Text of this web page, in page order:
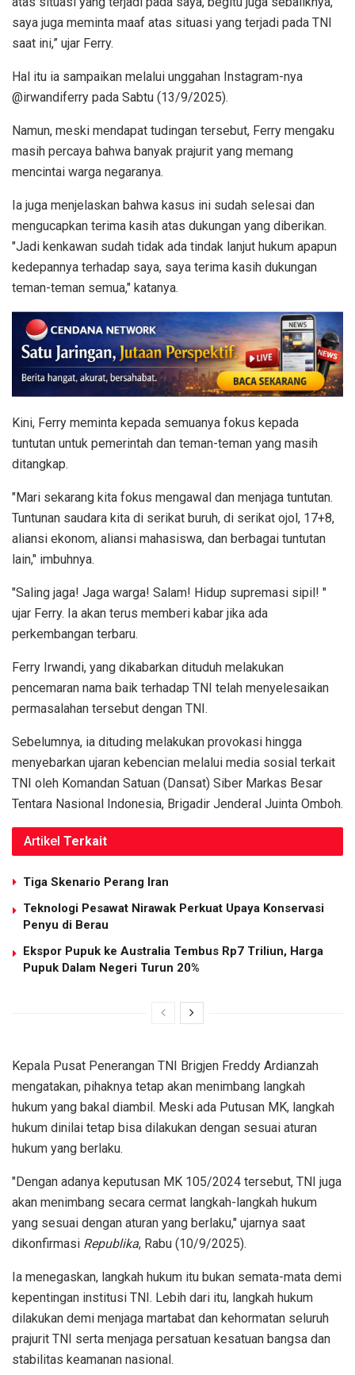
saya juga meminta maaf atas situasi yang terjadi pada TNI
saat ini,” ujar Ferry.
Hal itu ia sampaikan melalui unggahan Instagram-nya
@irwandiferry pada Sabtu (13/9/2025).
Namun, meski mendapat tudingan tersebut, Ferry mengaku
masih percaya bahwa banyak prajurit yang memang
mencintai warga negaranya.
Ia juga menjelaskan bahwa kasus ini sudah selesai dan
mengucapkan terima kasih atas dukungan yang diberikan.
"Jadi kenkawan sudah tidak ada tindak lanjut hukum apapun
kedepannya terhadap saya, saya terima kasih dukungan
teman-teman semua," katanya.
Kini, Ferry meminta kepada semuanya fokus kepada
tuntutan untuk pemerintah dan teman-teman yang masih
ditangkap.
"Mari sekarang kita fokus mengawal dan menjaga tuntutan.
Tuntunan saudara kita di serikat buruh, di serikat ojol, 17+8,
aliansi ekonom, aliansi mahasiswa, dan berbagai tuntutan
lain," imbuhnya.
"Saling jaga! Jaga warga! Salam! Hidup supremasi sipil! "
ujar Ferry. Ia akan terus memberi kabar jika ada
perkembangan terbaru.
Ferry Irwandi, yang dikabarkan dituduh melakukan
pencemaran nama baik terhadap TNI telah menyelesaikan
permasalahan tersebut dengan TNI.
Sebelumnya, ia dituding melakukan provokasi hingga
menyebarkan ujaran kebencian melalui media sosial terkait
TNI oleh Komandan Satuan (Dansat) Siber Markas Besar
Tentara Nasional Indonesia, Brigadir Jenderal Juinta Omboh.
Artikel Terkait
Tiga Skenario Perang Iran
Teknologi Pesawat Nirawak Perkuat Upaya Konservasi
Penyu di Berau
Ekspor Pupuk ke Australia Tembus Rp7 Triliun, Harga
Pupuk Dalam Negeri Turun 20%
Kepala Pusat Penerangan TNI Brigjen Freddy Ardianzah
mengatakan, pihaknya tetap akan menimbang langkah
hukum yang bakal diambil. Meski ada Putusan MK, langkah
hukum dinilai tetap bisa dilakukan dengan sesuai aturan
hukum yang berlaku.
"Dengan adanya keputusan MK 105/2024 tersebut, TNI juga
akan menimbang secara cermat langkah-langkah hukum
yang sesuai dengan aturan yang berlaku," ujarnya saat
dikonfirmasi Republika, Rabu (10/9/2025).
Ia menegaskan, langkah hukum itu bukan semata-mata demi
kepentingan institusi TNI. Lebih dari itu, langkah hukum
dilakukan demi menjaga martabat dan kehormatan seluruh
prajurit TNI serta menjaga persatuan kesatuan bangsa dan
stabilitas keamanan nasional.